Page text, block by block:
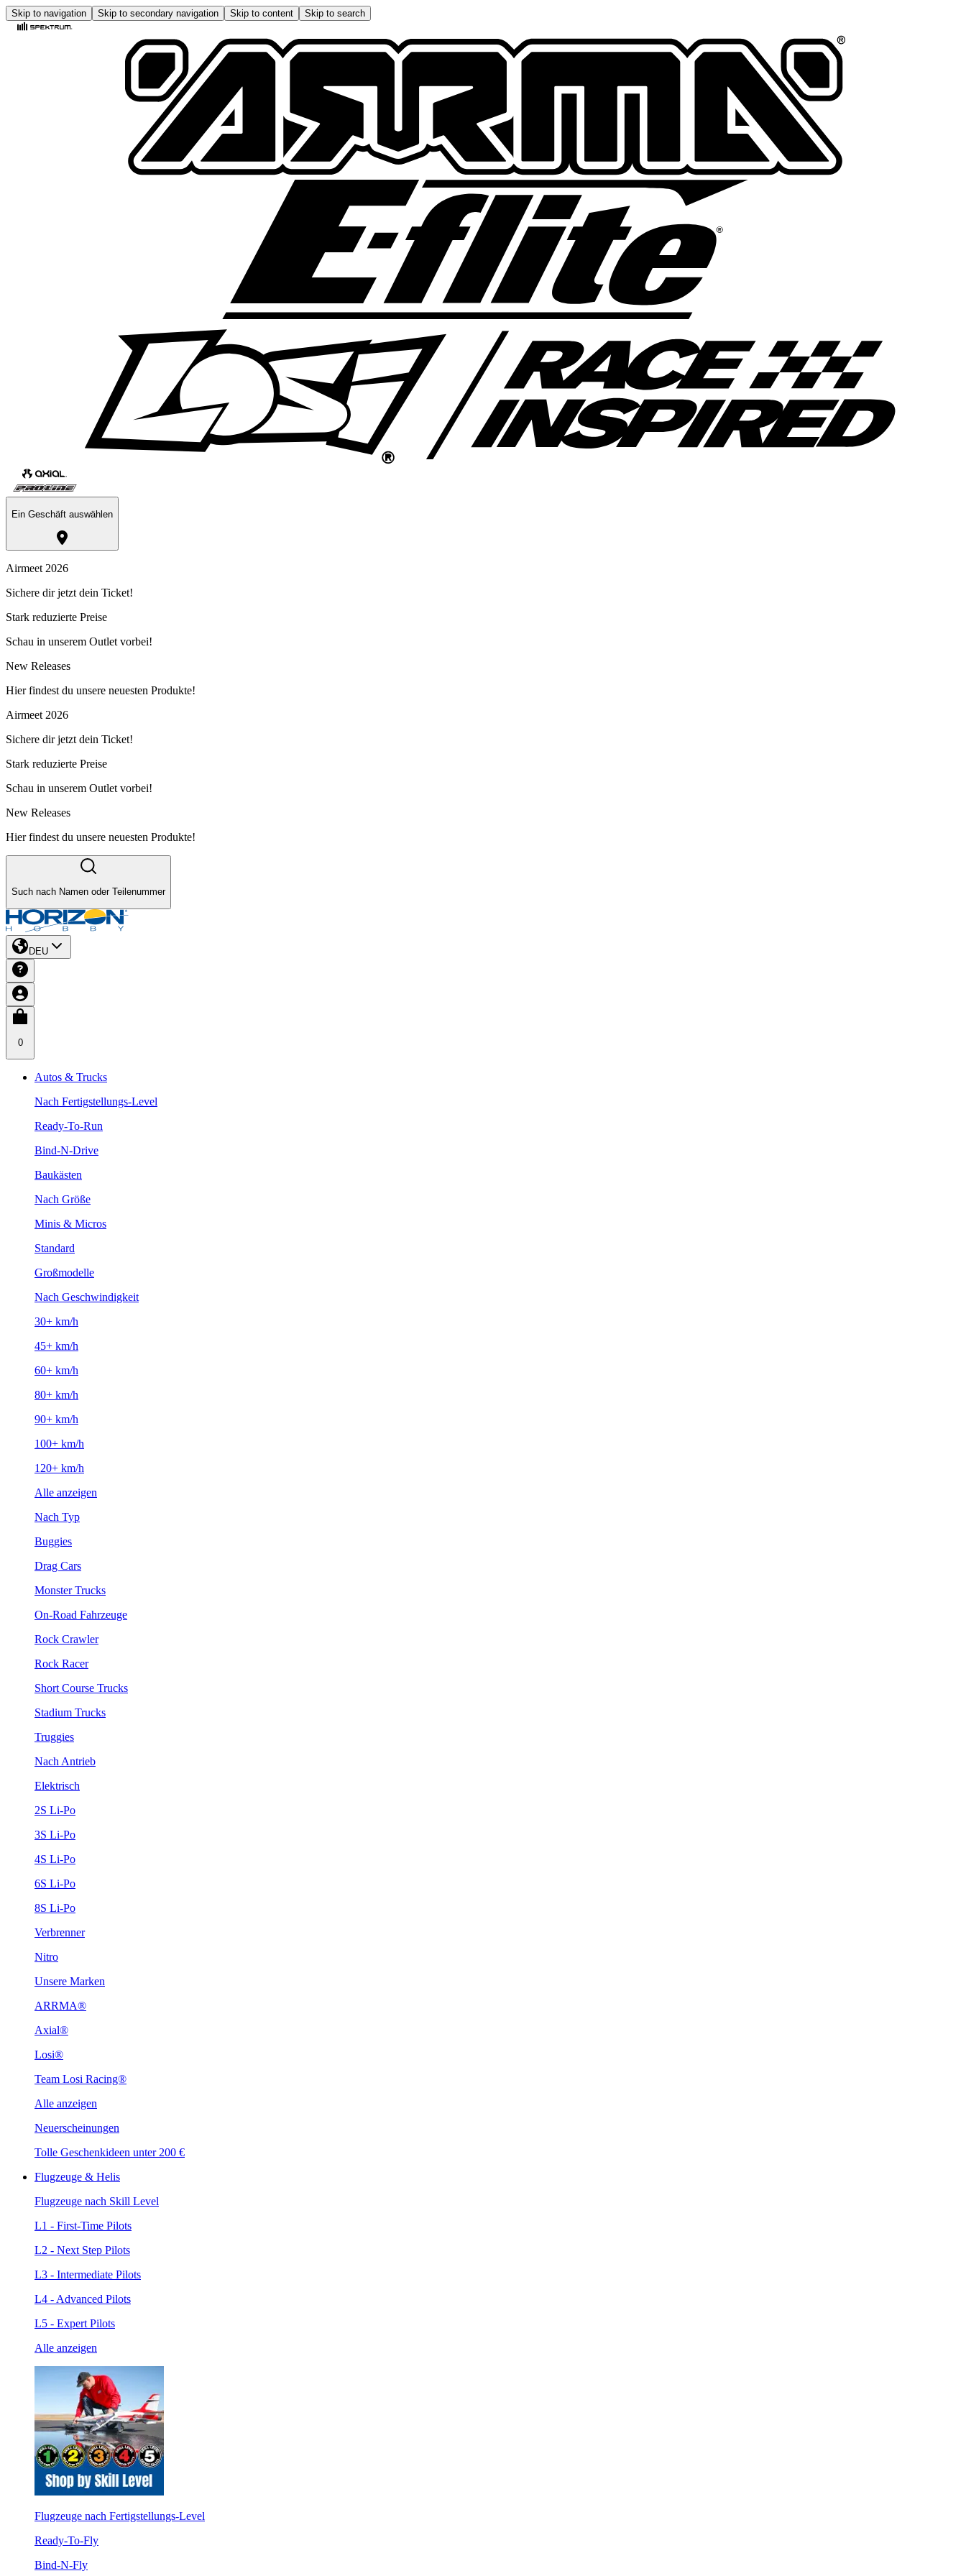
Skip to navigation Skip to secondary navigation Skip to content Skip to search
Ein Geschäft auswählen
Airmeet 2026
Sichere dir jetzt dein Ticket!
Stark reduzierte Preise
Schau in unserem Outlet vorbei!
New Releases
Hier findest du unsere neuesten Produkte!
Airmeet 2026
Sichere dir jetzt dein Ticket!
Stark reduzierte Preise
Schau in unserem Outlet vorbei!
New Releases
Hier findest du unsere neuesten Produkte!
Such nach Namen oder Teilenummer
DEU
0
Autos & Trucks
Nach Fertigstellungs-Level
Ready-To-Run
Bind-N-Drive
Baukästen
Nach Größe
Minis & Micros
Standard
Großmodelle
Nach Geschwindigkeit
30+ km/h
45+ km/h
60+ km/h
80+ km/h
90+ km/h
100+ km/h
120+ km/h
Alle anzeigen
Nach Typ
Buggies
Drag Cars
Monster Trucks
On-Road Fahrzeuge
Rock Crawler
Rock Racer
Short Course Trucks
Stadium Trucks
Truggies
Nach Antrieb
Elektrisch
2S Li-Po
3S Li-Po
4S Li-Po
6S Li-Po
8S Li-Po
Verbrenner
Nitro
Unsere Marken
ARRMA®
Axial®
Losi®
Team Losi Racing®
Alle anzeigen
Neuerscheinungen
Tolle Geschenkideen unter 200 €
Flugzeuge & Helis
Flugzeuge nach Skill Level
L1 - First-Time Pilots
L2 - Next Step Pilots
L3 - Intermediate Pilots
L4 - Advanced Pilots
L5 - Expert Pilots
Alle anzeigen
Flugzeuge nach Fertigstellungs-Level
Ready-To-Fly
Bind-N-Fly